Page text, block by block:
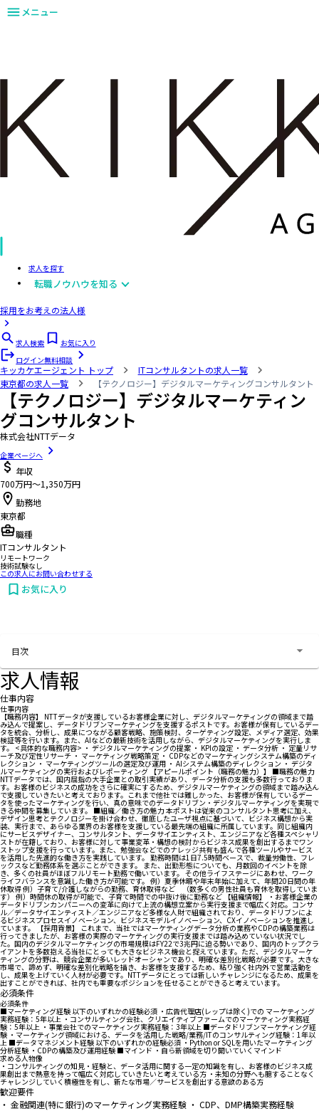
メニュー
求人を探す
転職ノウハウを知る
採用をお考えの法人様
求人検索
お気に入り
ログイン無料相談
キッカケエージェント トップ
ITコンサルタントの求人一覧
東京都の求人一覧
【テクノロジー】デジタルマーケティングコンサルタント
【テクノロジー】デジタルマーケティン
グコンサルタント
株式会社NTTデータ
企業ページへ
年収
700万円〜1,350万円
勤務地
東京都
職種
ITコンサルタント
リモートワーク
技術試験なし
この求人にお問い合わせする
お気に入り
目次
求人情報
仕事内容
仕事内容
【職務内容】 NTTデータが支援しているお客様企業に対し、デジタルマーケティングの領域まで踏
み込んで提案し、データドリブンマーケティングを支援するポストです。お客様が保有しているデー
タを統合、分析し、成果につながる顧客戦略、施策検討、ターゲティング設定、メディア選定、効果
検証等を行います。また、AIなどの最新技術を活用しながら、デジタルマーケティングを実行しま
す。 <具体的な職務内容> ・ デジタルマーケティングの提案 ・ KPIの設定 ・ データ分析 ・ 定量リサ
ーチ及び定性リサーチ ・ マーケティング戦略策定 ・ CDPなどのマーケティングシステム構築のディ
レクション ・ マーケティングツールの選定及び運用 ・ AIシステム構築のディレクション ・ デジタ
ルマーケティングの実行およびレポーティング 【アピールポイント（職務の魅力）】 ■職務の魅力
NTTデータでは、国内屈指の大手企業との取引実績があり、データ分析の支援も多数行っておりま
す。お客様のビジネスの成功をさらに確実にするため、デジタルマーケティングの領域まで踏み込ん
で支援していきたいと考えております。これまで他社では難しかった、お客様が保有しているデー
タを使ったマーケティングを行い、真の意味でのデータドリブン・デジタルマーケティングを実現で
きる仲間を募集しています。 ■組織／働き方の魅力 本ポストは従来のコンサルタント思考に加え、
デザイン思考とテクノロジーを掛け合わせ、徹底したユーザ視点に基づいて、ビジネス構想から実
装、実行まで、あらゆる業界のお客様を支援している最先端の組織に所属しています。同じ組織内
にサービスデザイナー、コンサルタント、データサイエンティスト、エンジニアなど各種スペシャリ
ストが在籍しており、お客様に対して事業変革・構想の検討からビジネス成果を創出するまでワン
ストップ支援を行っています。また、勉強会などでのナレッジ共有も盛んで各種ツールやサービス
を活用した先進的な働き方を実践しています。 勤務時間は1日7.5時間ベースで、裁量労働性、フレ
ックスなど勤務体系を選ぶことができます。 また、出勤形態についても、月数回のイベントを除
き、多くの社員がほぼフルリモート勤務で働いています。 その他ライフステージにあわせ、ワーク
ライフバランスを意識した働き方が可能です。 例）夏季休暇や年末年始に加えて、年間20日間の年
休取得 例）子育て/介護しながらの勤務、育休取得など （数多くの男性社員も育休を取得していま
す） 例）時間休の取得が可能で、子育て時間での中抜け後に勤務など 【組織情報】 ・お客様企業の
データドリブンカンパニーへの変革に向けて上流の構想立案から実行支援まで幅広く対応。コンサ
ル／データサイエンティスト／エンジニアなど多様な人財で組織されており、データドリブンによ
るビジネスプロセスイノベーション、ビジネスモデルイノベーション、CXイノベーションを推進し
ています。 【採用背景】 これまで、当社ではマーケティングデータ分析の業務やCDPの構築業務は
行ってきましたが、お客様の実際のマーケティングの実行支援までは踏み込めていない状況でし
た。国内のデジタルマーケティングの市場規模はFY22で3兆円に迫る勢いであり、国内のトップクラ
イアントを多数抱える当社にとっても大きなビジネス機会と捉えています。ただ、デジタルマーケ
ティングの分野は、競合企業が多いレッドオーシャンであり、明確な差別化戦略が必要です。大きな
市場で、諦めず、明確な差別化戦略を描き、お客様を支援するため、粘り強く社内外で営業活動を
し、成果を上げていく人材が必要です。NTTデータにとっては新しいチャレンジになるため、成果を
出すことができれば、社内でも重要なポジションを任せることができると考えています。
必須条件
必須条件
■マーケティング経験 以下のいずれかの経験必須 ・広告代理店(レップは除く)での マーケティング
実務経験：5年以上 ・コンサルティング会社、クリエイティブファームでのマーケティング実務経
験：5年以上 ・事業会社でのマーケティング実務経験：3年以上 ■データドリブンマーケティング経
験 ・マーケティング領域における、データを活用した戦略/業務/ITのコンサルティング経験：1年以
上 ■データマネジメント経験 以下のいずれかの経験必須 ・Python or SQLを用いたマーケティング
分析経験 ・CDPの構築及び運用経験 ■マインド ・自ら新領域を切り開いていくマインド
求める人物像
・コンサルティングの知見・経験と、データ活用に関する一定の知識を有し、お客様のビジネス成
果創出まで熱意を持って幅広く対応していきたいと考えている方 ・未知の分野へも臆することなく
チャレンジしていく積極性を有し、新たな市場／サービスを創出する意欲のある方
歓迎要件
・ 金融関連(特に銀行)のマーケティング実務経験 ・ CDP、DMP構築実務経験